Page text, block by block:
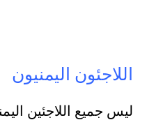
اللاجئون اليمنيون
ليس جميع اللاجئين